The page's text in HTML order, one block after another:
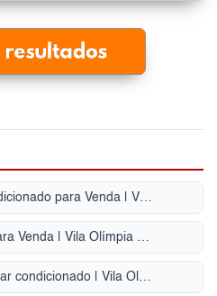
Apartamento com ar condicionado para Venda | Vila Olímpia (Zona Sul)
Apartamento no térreo para Venda | Vila Olímpia (Zona Sul)
Alugar Apartamento com ar condicionado | Vila Olímpia (Zona Sul)